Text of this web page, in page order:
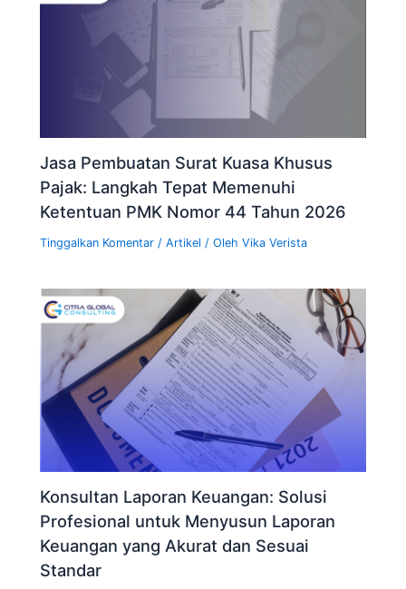
Jasa Pembuatan Surat Kuasa Khusus
Pajak: Langkah Tepat Memenuhi
Ketentuan PMK Nomor 44 Tahun 2026
Tinggalkan Komentar /Artikel / OlehVika Verista
Konsultan Laporan Keuangan: Solusi
Profesional untuk Menyusun Laporan
Keuangan yang Akurat dan Sesuai
Standar